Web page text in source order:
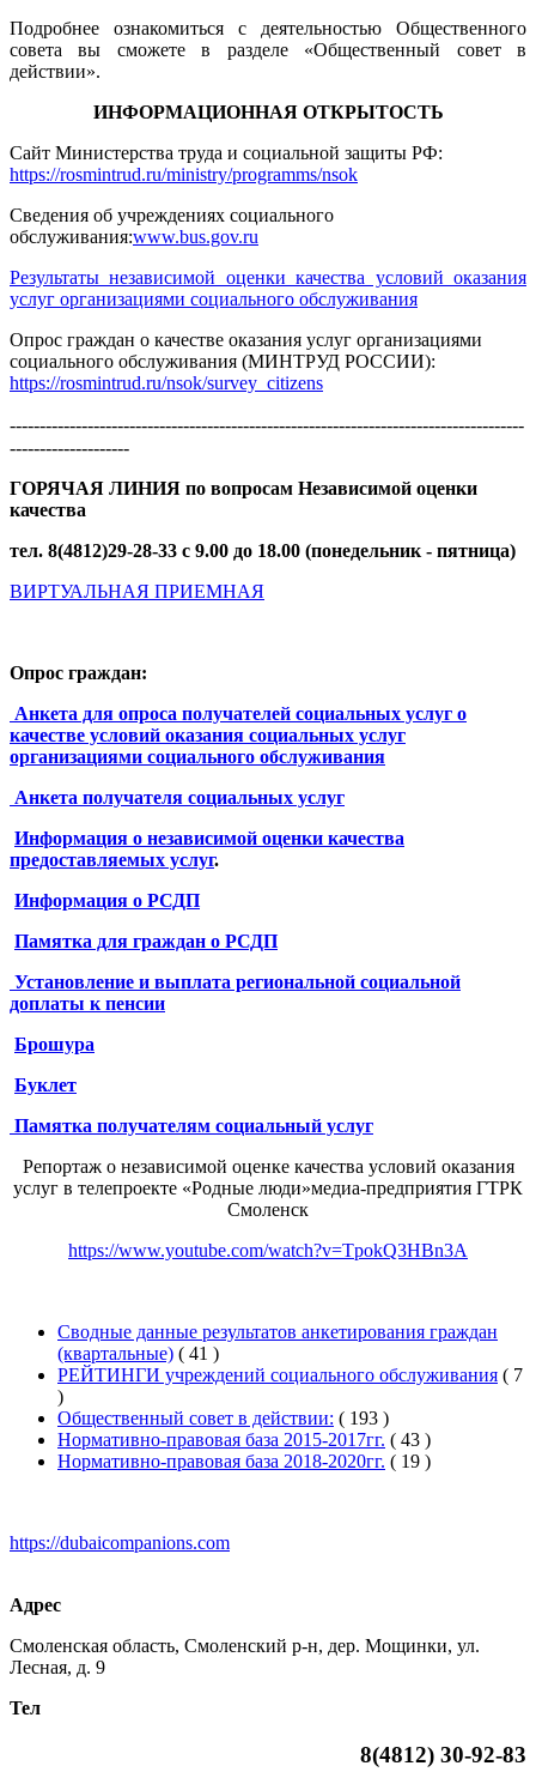
Подробнее ознакомиться с деятельностью Общественного
совета вы сможете в разделе «Общественный совет в
действии».
ИНФОРМАЦИОННАЯ ОТКРЫТОСТЬ
Сайт Министерства труда и социальной защиты РФ:
https://rosmintrud.ru/ministry/programms/nsok
Сведения об учреждениях социального
обслуживания:www.bus.gov.ru
Результаты независимой оценки качества условий оказания
услуг организациями социального обслуживания
Опрос граждан о качестве оказания услуг организациями
социального обслуживания (МИНТРУД РОССИИ):
https://rosmintrud.ru/nsok/survey_citizens
--------------------------------------------------------------------------------------
--------------------
ГОРЯЧАЯ ЛИНИЯ по вопросам Независимой оценки
качества
тел. 8(4812)29-28-33 c 9.00 до 18.00 (понедельник - пятница)
ВИРТУАЛЬНАЯ ПРИЕМНАЯ
Опрос граждан:
Анкета для опроса получателей социальных услуг о
качестве условий оказания социальных услуг
организациями социального обслуживания
Анкета получателя социальных услуг
Информация о независимой оценки качества
предоставляемых услуг.
Информация о РСДП
Памятка для граждан о РСДП
Установление и выплата региональной социальной
доплаты к пенсии
Брошура
Буклет
Памятка получателям социальный услуг
Репортаж о независимой оценке качества условий оказания
услуг в телепроекте «Родные люди»медиа-предприятия ГТРК
Смоленск
https://www.youtube.com/watch?v=TpokQ3HBn3A
Сводные данные результатов анкетирования граждан
(квартальные) ( 41 )
РЕЙТИНГИ учреждений социального обслуживания ( 7
)
Общественный совет в действии: ( 193 )
Нормативно-правовая база 2015-2017гг. ( 43 )
Нормативно-правовая база 2018-2020гг. ( 19 )
https://dubaicompanions.com
Адрес
Смоленская область, Смоленский р-н, дер. Мощинки, ул.
Лесная, д. 9
Тел
8(4812) 30-92-83